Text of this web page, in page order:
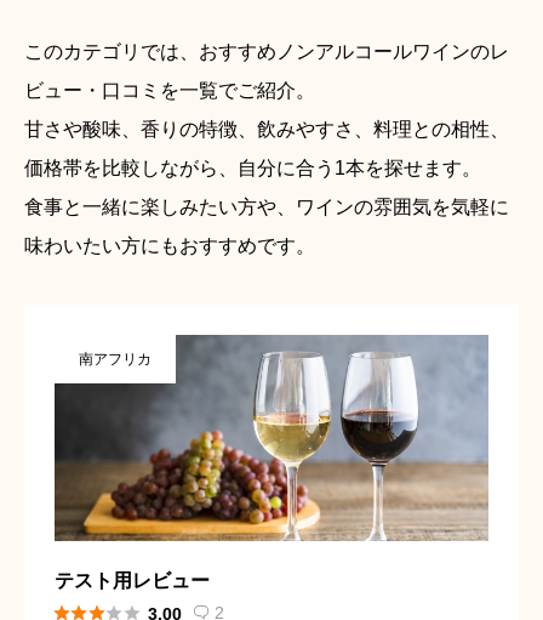
このカテゴリでは、おすすめノンアルコールワインのレ
ビュー・口コミを一覧でご紹介。
甘さや酸味、香りの特徴、飲みやすさ、料理との相性、
価格帯を比較しながら、自分に合う1本を探せます。
食事と一緒に楽しみたい方や、ワインの雰囲気を気軽に
味わいたい方にもおすすめです。
南アフリカ
テスト用レビュー
 3.00  2